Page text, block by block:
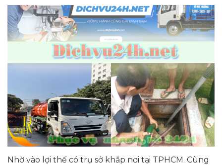
Nhờ vào lợi thế có trụ sở khắp nơi tại TPHCM. Cùng